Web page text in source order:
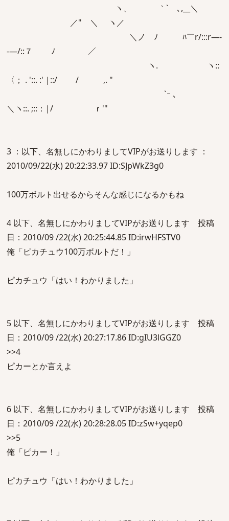
ヽ、 ｀` ､,__＼
／" ＼ ヽ／
＼ノ ﾉ ﾊ￣r/:::r―-
-―/::７ ﾉ ／
ヽ. ヽ::
〈； . '::. :' |::/ / ,. "
`ｰ ､
＼ヽ::. ;::：|/ ｒ'"
3 ：以下、名無しにかわりましてVIPがお送りします ：
2010/09/22(水) 20:22:33.97 ID:SJpWkZ3g0
100万ボルト出せるからそんな感じになるかもね
4 以下、名無しにかわりましてVIPがお送りします 投稿
日：2010/09 /22(水) 20:25:44.85 ID:irwHFSTV0
俺「ピカチュウ100万ボルトだ！」
ピカチュウ「はい！わかりました」
5 以下、名無しにかわりましてVIPがお送りします 投稿
日：2010/09 /22(水) 20:27:17.86 ID:gIU3lGGZ0
>>4
ピカーとか言えよ
6 以下、名無しにかわりましてVIPがお送りします 投稿
日：2010/09 /22(水) 20:28:28.05 ID:zSw+yqep0
>>5
俺「ピカー！」
ピカチュウ「はい！わかりました」